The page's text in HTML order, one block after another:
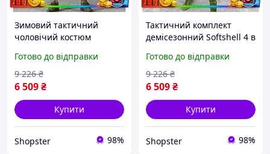
Зимовий тактичний
чоловічий костюм
штани) Мультикам S
Готово до відправки
6 509₴
9 226 ₴
Купити
Shopster 98%
Тактичний комплект
демісезонний Softshell 4 в
бейсболка) Мультикам S
Готово до відправки
6 509₴
9 226 ₴
Купити
Shopster 98%